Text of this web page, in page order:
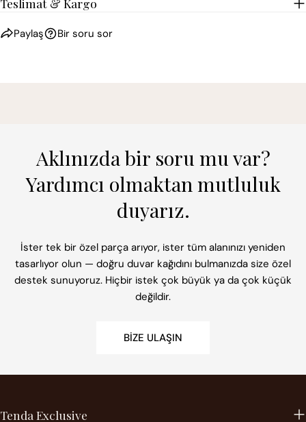
Teslimat & Kargo
Paylaş Bir soru sor
Aklınızda bir soru mu var?
Yardımcı olmaktan mutluluk
duyarız.
İster tek bir özel parça arıyor, ister tüm alanınızı yeniden
tasarlıyor olun — doğru duvar kağıdını bulmanızda size özel
destek sunuyoruz. Hiçbir istek çok büyük ya da çok küçük
değildir.
BIZE ULAŞIN
Tenda Exclusive